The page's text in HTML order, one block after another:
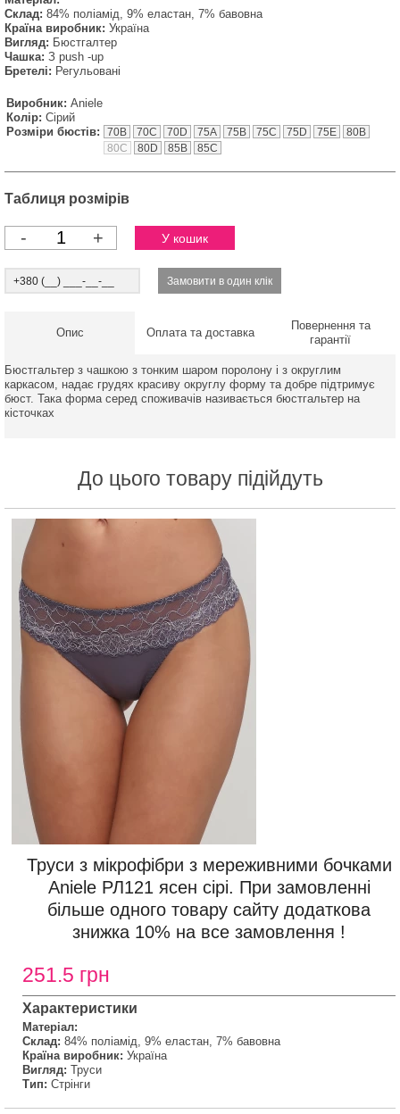
Склад: 84% поліамід, 9% еластан, 7% бавовна
Країна виробник: Україна
Вигляд: Бюстгалтер
Чашка: З push -up
Бретелі: Регульовані
Виробник: Aniele
Колір: Сірий
Розміри бюстів:
70B 70C 70D 75A 75B 75C 75D 75E
80B
80C
80D 85B 85C
Таблиця розмірів
- +
Опис Оплата та доставка
Повернення та
гарантії
Бюстгальтер з чашкою з тонким шаром поролону і з округлим
каркасом, надає грудях красиву округлу форму та добре підтримує
бюст. Така форма серед споживачів називається бюстгальтер на
кісточках
До цього товару підійдуть
Труси з мікрофібри з мереживними бочками
Aniele РЛ121 ясен сірі. При замовленні
більше одного товару сайту додаткова
знижка 10% на все замовлення !
251.5 грн
Характеристики
Матеріал:
Склад: 84% поліамід, 9% еластан, 7% бавовна
Країна виробник: Україна
Вигляд: Труси
Тип: Стрінги